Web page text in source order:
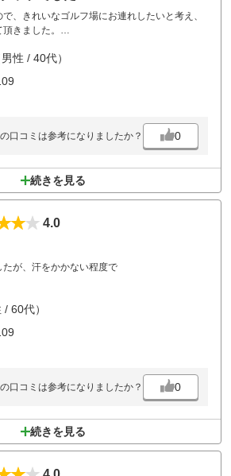
、きれいなゴルフ場にお連れしたいと考え、
きました。
素晴らしく快適にプレーできました。平日なの
です。
ーンにしっかりのせたいです。
男性 / 40代）
口コミは参考になりましたか？ 0
続きを見る
4.0
が、汗をかかない程度で
す。
/ 60代）
口コミは参考になりましたか？ 0
続きを見る